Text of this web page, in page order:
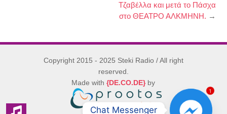
Τζαβέλλα και μετά το Πάσχα
στο ΘΕΑΤΡΟ ΑΛΚΜΗΝΗ. →
Copyright 2015 - 2025 Steki Radio / All right
reserved.
Made with{DE.CO.DE}by
1
Chat Messenger